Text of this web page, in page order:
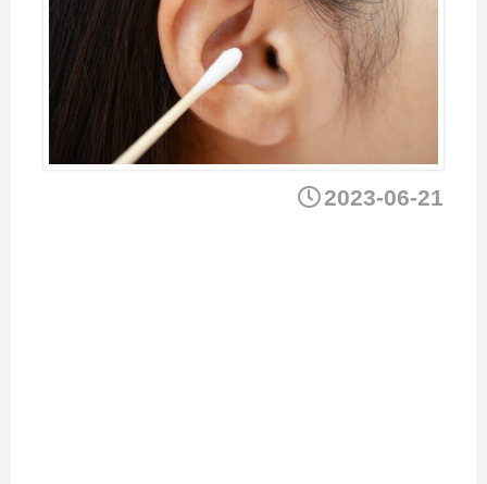
2023-06-21